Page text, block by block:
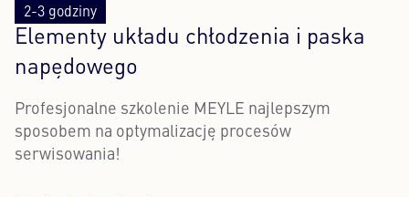
2-3 godziny
Elementy układu chłodzenia i paska
napędowego
Profesjonalne szkolenie MEYLE najlepszym
sposobem na optymalizację procesów
serwisowania!